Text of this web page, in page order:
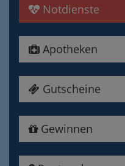
Notdienste
Apotheken
Gutscheine
Gewinnen